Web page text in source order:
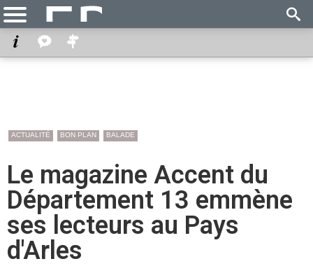
ACTUALITÉ BON PLAN BALADE
Le magazine Accent du
Département 13 emmène
ses lecteurs au Pays
d'Arles